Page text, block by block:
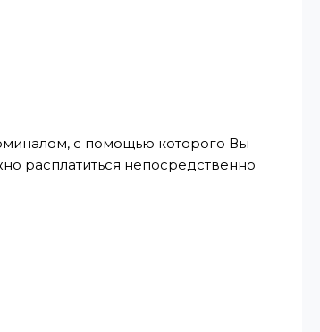
с помощью которого Вы
расплатиться непосредственно